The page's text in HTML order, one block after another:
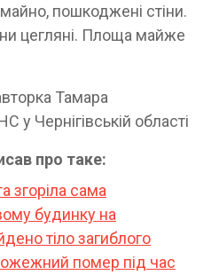
пошкоджені стіни.
цегляні. Площа майже
Тамара
Чернігівській області
про таке:
згоріла сама
будинку на
тіло загиблого
помер під час